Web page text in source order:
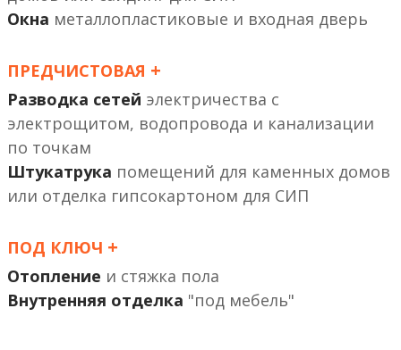
Окна металлопластиковые и входная дверь
ПРЕДЧИСТОВАЯ +
Разводка сетей электричества с
электрощитом, водопровода и канализации
по точкам
Штукатрука помещений
или отделка гипсокартоном
ПОД КЛЮЧ +
Отопление и стяжка пола
Внутренняя отделка "под мебель"